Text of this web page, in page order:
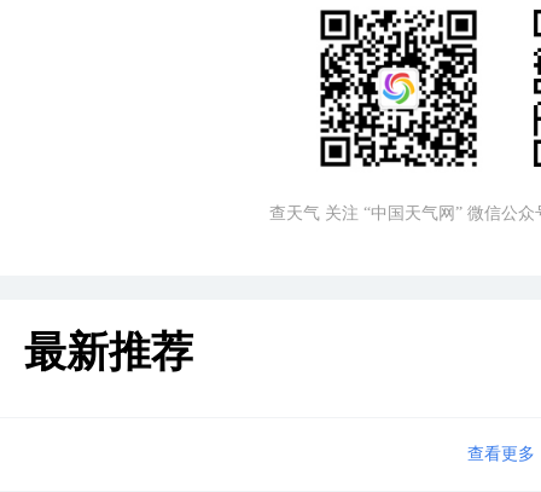
查天气 关注 “中国天气网” 微信公众
最新推荐
查看更多